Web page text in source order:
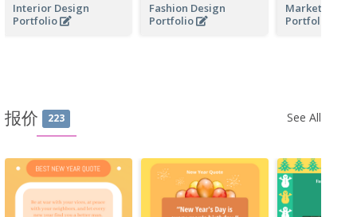
Interior Design
Portfolio
Fashion Design
Portfolio
Marketing
Portfolio
报价 223 See All